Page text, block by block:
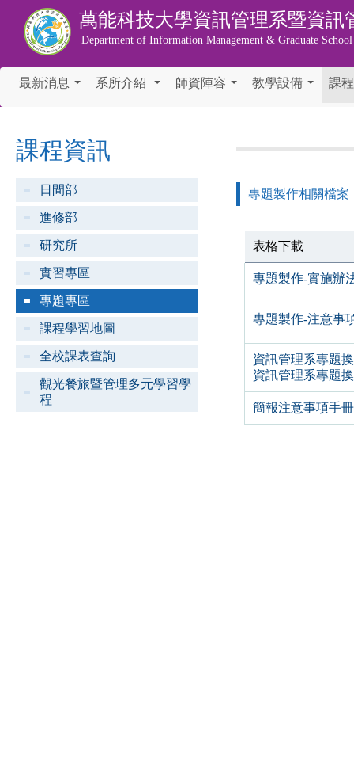
萬能科技大學資訊管理系暨資訊
Department of Information Management & Graduate
最新消息 系所介紹 師資陣容 教學設備 課
課程資訊
日間部
進修部
研究所
實習專區
專題專區
課程學習地圖
全校課表查詢
觀光餐旅暨管理多元學習學
程
專題製作相關檔案
表格下載
專題製作-實施辦
專題製作-注意事
資訊管理系專題
資訊管理系專題
簡報注意事項手冊